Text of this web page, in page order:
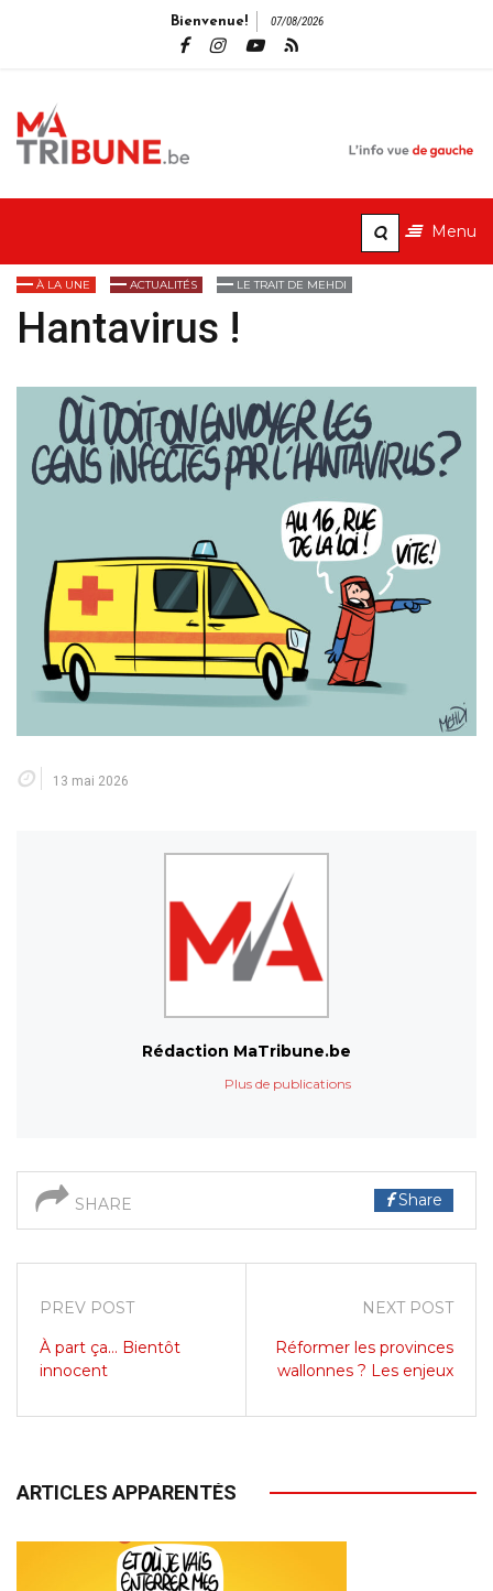
Bienvenue! 07/08/2026
Menu
À LA UNE ACTUALITÉS LE TRAIT DE MEHDI
Hantavirus !
13 mai 2026
Rédaction MaTribune.be
Plus de publications
SHARE Share
PREV POST
À part ça… Bientôt
innocent
NEXT POST
Réformer les provinces
wallonnes ? Les enjeux
ARTICLES APPARENTÉS